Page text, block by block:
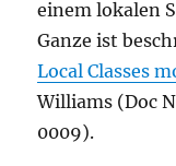
einem lokalen
Ganze ist
Local Classes
Williams (Doc
0009).